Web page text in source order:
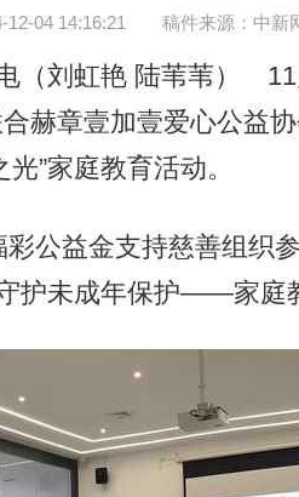
04 14:16:21 稿件来源：中新
刘虹艳 陆苇苇） 11
赫章壹加壹爱心公益
”家庭教育活动。
益金支持慈善组织
护未成年保护——家庭